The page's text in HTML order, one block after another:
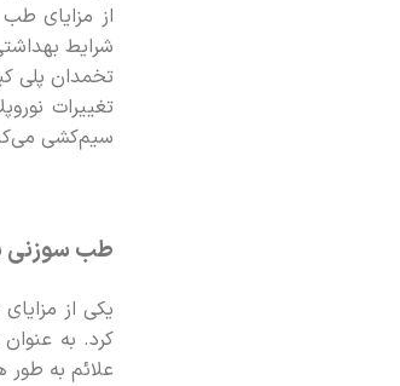
تغییرات
سیم‌کشی
طب سوزنی
یکی از
کرد. به
علائم به